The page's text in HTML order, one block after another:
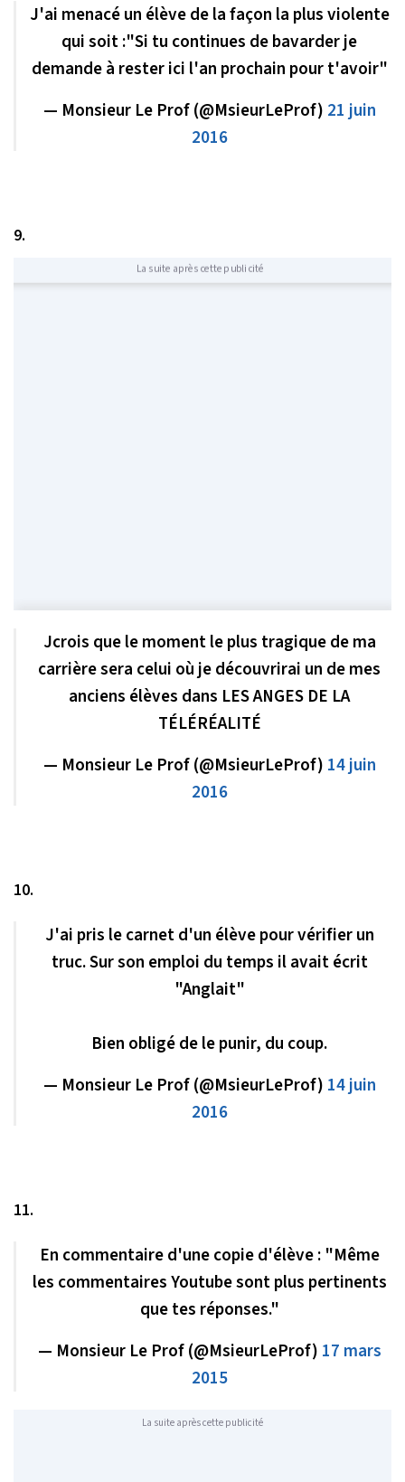
J'ai menacé un élève de la façon la plus violente
qui soit :"Si tu continues de bavarder je
demande à rester ici l'an prochain pour t'avoir"
— Monsieur Le Prof (@MsieurLeProf) 21 juin
2016
9.
La suite après cette publicité
Jcrois que le moment le plus tragique de ma
carrière sera celui où je découvrirai un de mes
anciens élèves dans LES ANGES DE LA
TÉLÉRÉALITÉ
— Monsieur Le Prof (@MsieurLeProf) 14 juin
2016
10.
J'ai pris le carnet d'un élève pour vérifier un
truc. Sur son emploi du temps il avait écrit
"Anglait"
Bien obligé de le punir, du coup.
— Monsieur Le Prof (@MsieurLeProf) 14 juin
2016
11.
En commentaire d'une copie d'élève : "Même
les commentaires Youtube sont plus pertinents
que tes réponses."
— Monsieur Le Prof (@MsieurLeProf) 17 mars
2015
La suite après cette publicité